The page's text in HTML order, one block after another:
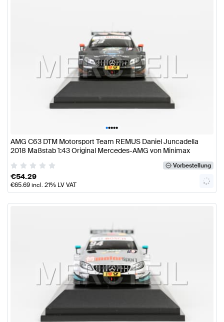
•••••
AMG C63 DTM Motorsport Team REMUS Daniel Juncadella
2018 Maßstab 1:43 Original Mercedes-AMG von Minimax
Vorbestellung
€54.29
€65.69incl. 21% LV VAT